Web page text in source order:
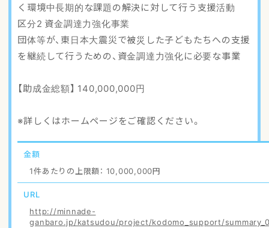
く環境中長期的な課題の解決に対して行う支援活動
区分2 資金調達力強化事業
団体等が、東日本大震災で被災した子どもたちへの支援
を継続して行うための、資金調達力強化に必要な事業
【助成金総額】 140,000,000円
※詳しくはホームページをご確認ください。
金額
1件あたりの上限額： 10,000,000円
URL
http://minnade-
ganbaro.jp/katsudou/project/kodomo_support/